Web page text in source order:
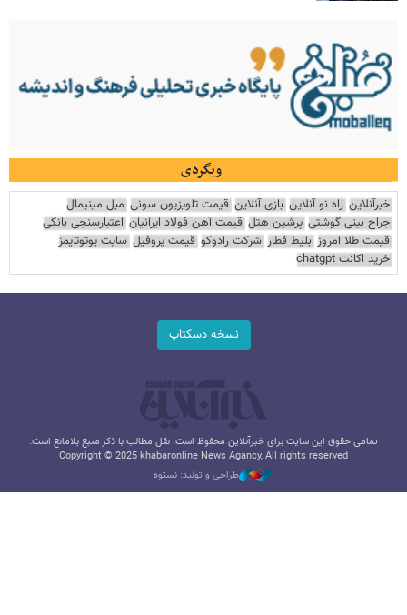
وبگردی
خبرآنلاین راه نو آنلاین بازی آنلاین قیمت تلویزیون سونی مبل مینیمال
جراح بینی گوشتی پرشین هتل قیمت آهن فولاد ایرانیان اعتبارسنجی بانکی
قیمت طلا امروز بلیط قطار شرکت رادوکو قیمت پروفیل سایت یوتوتایمز
خرید اکانت chatgpt
نسخه دسکتاپ
تمامی حقوق این سایت برای خبرآنلاین محفوظ است. نقل مطالب با ذکر منبع بلامانع است.
Copyright © 2025 khabaronline News Agancy, All rights reserved
طراحی و تولید: نستوه